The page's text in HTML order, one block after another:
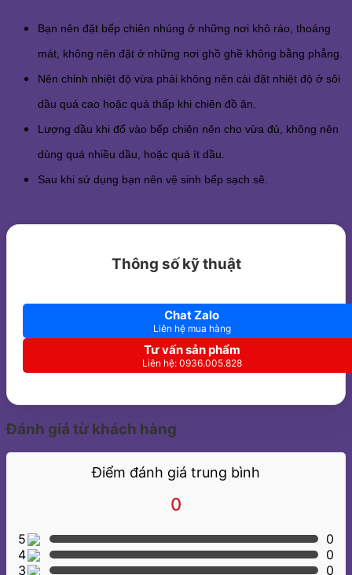
Bạn nên đặt bếp chiên nhúng ở những nơi khô ráo, thoáng
mát, không nên đặt ở những nơi ghồ ghề không bằng phẳng.
Nên chỉnh nhiệt độ vừa phải không nên cài đặt nhiệt độ ở sôi
dầu quá cao hoặc quá thấp khi chiên đồ ăn.
Lượng dầu khi đổ vào bếp chiên nên cho vừa đủ, không nên
dùng quá nhiều dầu, hoặc quá ít dầu.
Sau khi sử dụng bạn nên vệ sinh bếp sạch sẽ.
Thông số kỹ thuật
Chat Zalo
Liên hệ mua hàng
Tư vấn sản phẩm
Liên hệ: 0936.005.828
Đánh giá từ khách hàng
Điểm đánh giá trung bình
0
5
0
4
0
3
0